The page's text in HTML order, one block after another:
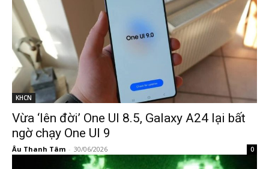
KHCN
Vừa ‘lên đời’ One UI 8.5, Galaxy A24 lại bất
ngờ chạy One UI 9
Âu Thanh Tâm - 30/06/2026 0